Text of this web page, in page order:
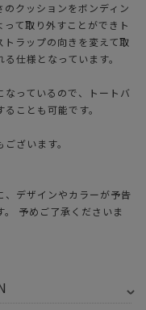
クッションをボンディン
て取り外すことができト
ラップの向きを変えて取
仕様となっています。
なっているので、トートバ
ことも可能です。
ざいます。
デザインやカラーが予告
予めご了承くださいま